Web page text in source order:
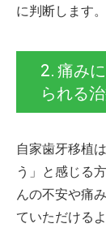
に判断します。
2. 痛み
られる
自家歯牙移植
う」と感じる
んの不安や痛
ていただける